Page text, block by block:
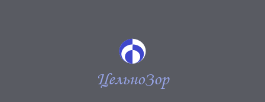
ЦельноЗор